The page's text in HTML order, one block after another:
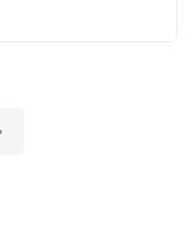
›